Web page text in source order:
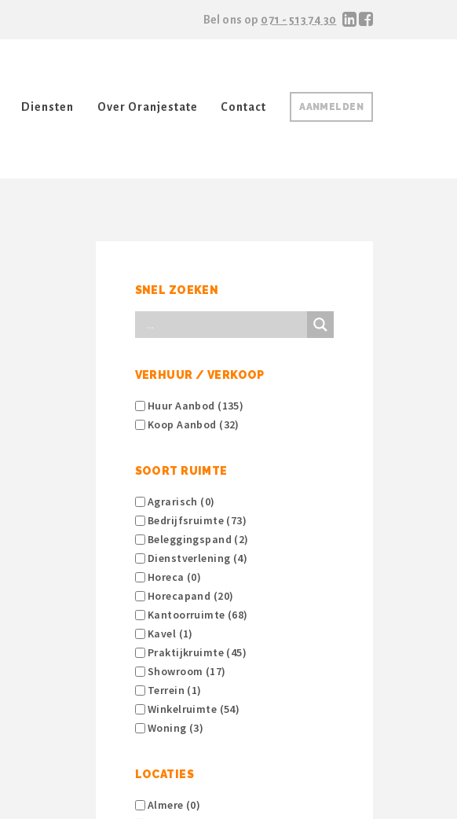
Bel ons op 071 - 513 74 30
AANMELDEN
Diensten Over Oranjestate Contact
SNEL ZOEKEN
VERHUUR / VERKOOP
Huur Aanbod (135)
Koop Aanbod (32)
SOORT RUIMTE
Agrarisch (0)
Bedrijfsruimte (73)
Beleggingspand (2)
Dienstverlening (4)
Horeca (0)
Horecapand (20)
Kantoorruimte (68)
Kavel (1)
Praktijkruimte (45)
Showroom (17)
Terrein (1)
Winkelruimte (54)
Woning (3)
LOCATIES
Almere (0)